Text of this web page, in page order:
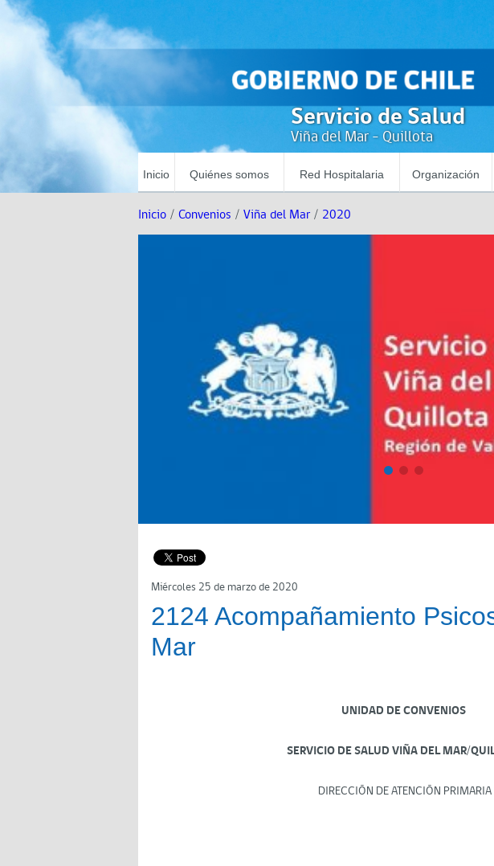
Servicio de Salud
Viña del Mar - Quillota
Inicio Quiénes somos Red Hospitalaria Organización
Inicio / Convenios / Viña del Mar / 2020
Miércoles 25 de marzo de 2020
2124 Acompañamiento
Mar
UNIDAD DE CONVENIOS
SERVICIO DE SALUD VIÑA DEL MAR/
DIRECCIÓN DE ATENCIÓN PRIMARIA